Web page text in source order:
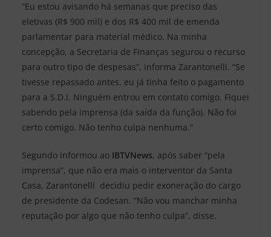
“Eu estou avisando há semanas que preciso das
eletivas (R$ 900 mil) e dos R$ 400 mil de emenda
parlamentar para material médico. Na minha
concepção, a Secretaria de Finanças segurou o recurso
para outro tipo de despesas”, informa Zarantonelli. “Se
tivesse repassado antes, eu já tinha feito o pagamento
para a S.D.I. Ninguém entrou em contato comigo. Fiquei
sabendo pela imprensa (da saída da função). Não foi
certo comigo. Não tenho culpa nenhuma.”
Segundo informou ao IBTVNews, após saber “pela
imprensa”, que não era mais o interventor da Santa
Casa, Zarantonelli decidiu pedir exoneração do cargo
de presidente da Codesan. “Não vou manchar minha
reputação por algo que não tenho culpa”, disse.